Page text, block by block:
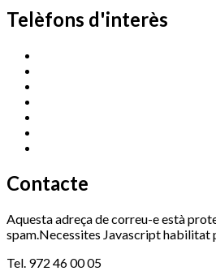
Telèfons d'interès
Contacte
Aquesta adreça de correu-e està
spam.Necessites Javascript habilitat
Tel. 972 46 00 05